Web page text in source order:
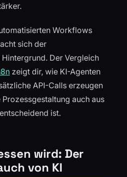
Workflows
sich der
Der Vergleich
zeigt dir, wie KI-Agenten
API-Calls erzeugen
auch aus
ist.
wird: Der
von KI